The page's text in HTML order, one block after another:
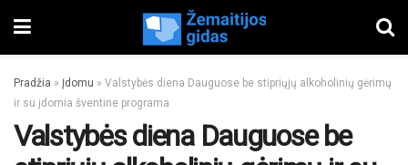
Pradžia » Įdomu » Valstybės diena Dauguose be stipriųjų alkoholinių gėrimų
ir su įdomia šventine programa
Valstybės diena Dauguose be